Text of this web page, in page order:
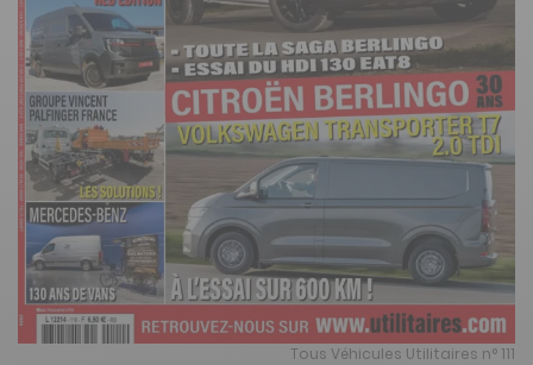
Tous Véhicules Utilitaires n° 111